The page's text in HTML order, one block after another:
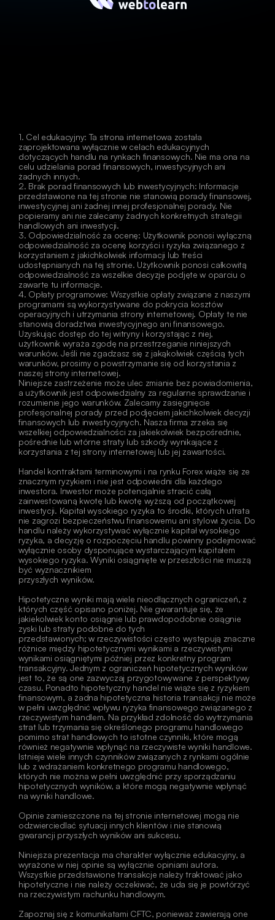
1. Cel edukacyjny: Ta strona internetowa została
zaprojektowana wyłącznie w celach edukacyjnych
dotyczących handlu na rynkach finansowych. Nie ma ona na
celu udzielania porad finansowych, inwestycyjnych ani
żadnych innych.
2. Brak porad finansowych lub inwestycyjnych: Informacje
przedstawione na tej stronie nie stanowią porady finansowej,
inwestycyjnej ani żadnej innej profesjonalnej porady. Nie
popieramy ani nie zalecamy żadnych konkretnych strategii
handlowych ani inwestycji.
3. Odpowiedzialność za ocenę: Użytkownik ponosi wyłączną
odpowiedzialność za ocenę korzyści i ryzyka związanego z
korzystaniem z jakichkolwiek informacji lub treści
udostępnianych na tej stronie. Użytkownik ponosi całkowitą
odpowiedzialność za wszelkie decyzje podjęte w oparciu o
zawarte tu informacje.
4. Opłaty programowe: Wszystkie opłaty związane z naszymi
programami są wykorzystywane do pokrycia kosztów
operacyjnych i utrzymania strony internetowej. Opłaty te nie
stanowią doradztwa inwestycyjnego ani finansowego.
Uzyskując dostęp do tej witryny i korzystając z niej,
użytkownik wyraża zgodę na przestrzeganie niniejszych
warunków. Jeśli nie zgadzasz się z jakąkolwiek częścią tych
warunków, prosimy o powstrzymanie się od korzystania z
naszej strony internetowej.
Niniejsze zastrzeżenie może ulec zmianie bez powiadomienia,
a użytkownik jest odpowiedzialny za regularne sprawdzanie i
rozumienie jego warunków. Zalecamy zasięgnięcie
profesjonalnej porady przed podjęciem jakichkolwiek decyzji
finansowych lub inwestycyjnych. Nasza firma zrzeka się
wszelkiej odpowiedzialności za jakiekolwiek bezpośrednie,
pośrednie lub wtórne straty lub szkody wynikające z
korzystania z tej strony internetowej lub jej zawartości.
Handel kontraktami terminowymi i na rynku Forex wiąże się ze
znacznym ryzykiem i nie jest odpowiedni dla każdego
inwestora. Inwestor może potencjalnie stracić całą
zainwestowaną kwotę lub kwotę wyższą od początkowej
inwestycji. Kapitał wysokiego ryzyka to środki, których utrata
nie zagrozi bezpieczeństwu finansowemu ani stylowi życia. Do
handlu należy wykorzystywać wyłącznie kapitał wysokiego
ryzyka, a decyzję o rozpoczęciu handlu powinny podejmować
wyłącznie osoby dysponujące wystarczającym kapitałem
wysokiego ryzyka. Wyniki osiągnięte w przeszłości nie muszą
być wyznacznikiem
przyszłych wyników.
Hipotetyczne wyniki mają wiele nieodłącznych ograniczeń, z
których część opisano poniżej. Nie gwarantuje się, że
jakiekolwiek konto osiągnie lub prawdopodobnie osiągnie
zyski lub straty podobne do tych
przedstawionych; w rzeczywistości często występują znaczne
różnice między hipotetycznymi wynikami a rzeczywistymi
wynikami osiągniętymi później przez konkretny program
transakcyjny. Jednym z ograniczeń hipotetycznych wyników
jest to, że są one zazwyczaj przygotowywane z perspektywy
czasu. Ponadto hipotetyczny handel nie wiąże się z ryzykiem
finansowym, a żadna hipotetyczna historia transakcji nie może
w pełni uwzględnić wpływu ryzyka finansowego związanego z
rzeczywistym handlem. Na przykład zdolność do wytrzymania
strat lub trzymania się określonego programu handlowego
pomimo strat handlowych to istotne czynniki, które mogą
również negatywnie wpłynąć na rzeczywiste wyniki handlowe.
Istnieje wiele innych czynników związanych z rynkami ogólnie
lub z wdrażaniem konkretnego programu handlowego,
których nie można w pełni uwzględnić przy sporządzaniu
hipotetycznych wyników, a które mogą negatywnie wpłynąć
na wyniki handlowe.
Opinie zamieszczone na tej stronie internetowej mogą nie
odzwierciedlać sytuacji innych klientów i nie stanowią
gwarancji przyszłych wyników ani sukcesu.
Niniejsza prezentacja ma charakter wyłącznie edukacyjny, a
wyrażone w niej opinie są wyłącznie opiniami autora.
Wszystkie przedstawione transakcje należy traktować jako
hipotetyczne i nie należy oczekiwać, że uda się je powtórzyć
na rzeczywistym rachunku handlowym.
Zapoznaj się z komunikatami CFTC, ponieważ zawierają one